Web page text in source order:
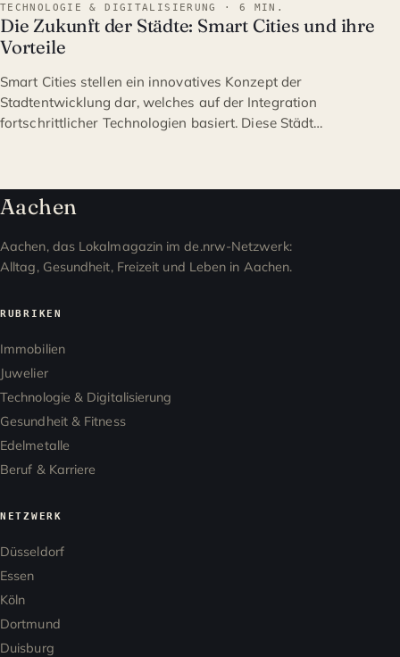
TECHNOLOGIE & DIGITALISIERUNG · 6 MIN.
Die Zukunft der Städte: Smart Cities und ihre
Vorteile
Smart Cities stellen ein innovatives Konzept der
Stadtentwicklung dar, welches auf der Integration
fortschrittlicher Technologien basiert. Diese Städt…
Aachen
Aachen, das Lokalmagazin im de.nrw-Netzwerk:
Alltag, Gesundheit, Freizeit und Leben in Aachen.
RUBRIKEN
Immobilien
Juwelier
Technologie & Digitalisierung
Gesundheit & Fitness
Edelmetalle
Beruf & Karriere
NETZWERK
Düsseldorf
Essen
Köln
Dortmund
Duisburg